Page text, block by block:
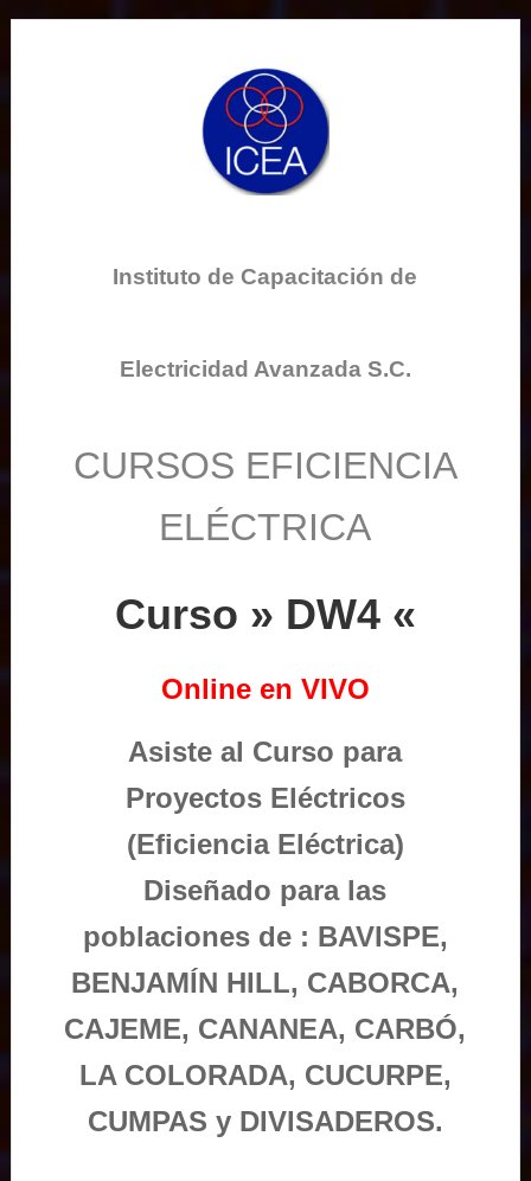
Instituto de Capacitación de
Electricidad Avanzada S.C.
CURSOS EFICIENCIA
ELÉCTRICA
Curso » DW4 «
Online en VIVO
Asiste al Curso para
Proyectos Eléctricos
(Eficiencia Eléctrica)
Diseñado para las
poblaciones de : BAVISPE,
BENJAMÍN HILL, CABORCA,
CAJEME, CANANEA, CARBÓ,
LA COLORADA, CUCURPE,
CUMPAS y DIVISADEROS.